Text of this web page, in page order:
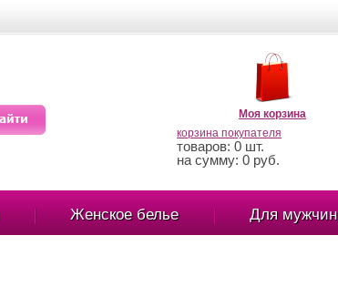
Моя корзина
корзина покупателя
товаров: 0 шт.
на сумму: 0 руб.
Женское белье Для мужчин